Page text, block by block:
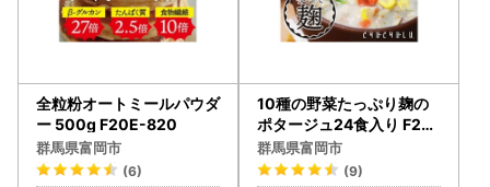
全粒粉オートミールパウダ
ー 500g F20E-820
群馬県富岡市
(6)
10種の野菜たっぷり麹の
ポタージュ24食入り F20
E-798
群馬県富岡市
(9)